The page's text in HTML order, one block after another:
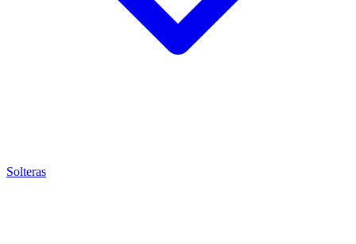
Solteras